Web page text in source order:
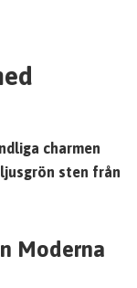
charmen
sten från
Moderna